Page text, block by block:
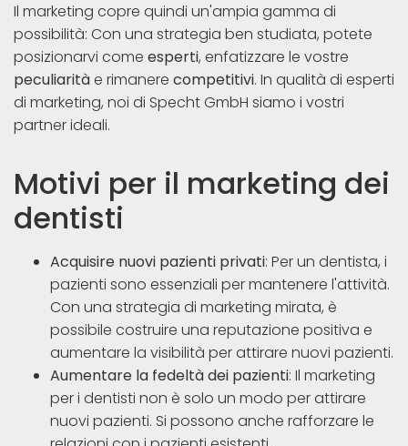
Il marketing copre quindi un'ampia gamma di
possibilità: Con una strategia ben studiata, potete
posizionarvi come esperti, enfatizzare le vostre
peculiaritàe rimanere competitivi. In qualità di esperti
di marketing, noi di Specht GmbH siamo i vostri
partner ideali.
Motivi per il marketing dei
dentisti
Acquisire nuovi pazienti privati: Per un dentista, i
pazienti sono essenziali per mantenere l'attività.
Con una strategia di marketing mirata, è
possibile costruire una reputazione positiva e
aumentare la visibilità per attirare nuovi pazienti.
Aumentare la fedeltà dei pazienti: Il marketing
per i dentisti non è solo un modo per attirare
nuovi pazienti. Si possono anche rafforzare le